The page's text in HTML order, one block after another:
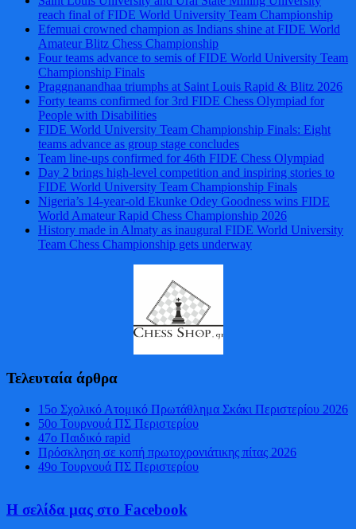
reach final of FIDE World University Team Championship
Efemuai crowned champion as Indians shine at FIDE World
Amateur Blitz Chess Championship
Four teams advance to semis of FIDE World University Team
Championship Finals
Praggnanandhaa triumphs at Saint Louis Rapid & Blitz 2026
Forty teams confirmed for 3rd FIDE Chess Olympiad for
People with Disabilities
FIDE World University Team Championship Finals: Eight
teams advance as group stage concludes
Team line-ups confirmed for 46th FIDE Chess Olympiad
Day 2 brings high-level competition and inspiring stories to
FIDE World University Team Championship Finals
Nigeria’s 14-year-old Ekunke Odey Goodness wins FIDE
World Amateur Rapid Chess Championship 2026
History made in Almaty as inaugural FIDE World University
Team Chess Championship gets underway
Τελευταία άρθρα
15ο Σχολικό Ατομικό Πρωτάθλημα Σκάκι Περιστερίου 2026
50ο Τουρνουά ΠΣ Περιστερίου
47o Παιδικό rapid
Πρόσκληση σε κοπή πρωτοχρονιάτικης πίτας 2026
49ο Τουρνουά ΠΣ Περιστερίου
Η σελίδα μας στο Facebook